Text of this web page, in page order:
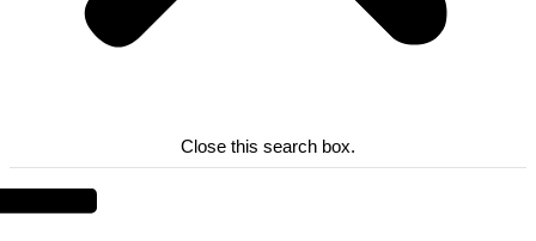
Close this search box.